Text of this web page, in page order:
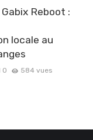
Reboot :
locale au
0 584 vues